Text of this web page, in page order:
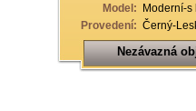
Model: Moderní-s
Provedení: Černý-
Nezávazná